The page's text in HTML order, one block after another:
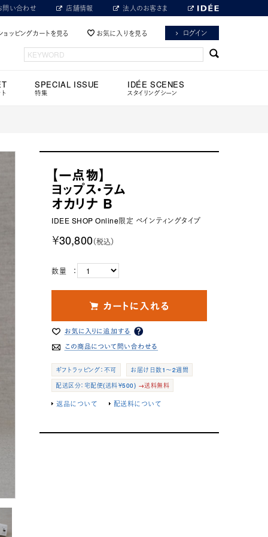
問い合わせ 店舗情報 法人のお客さま
ョッピングカートを見る お気に入りを見る ログイン
SPECIAL ISSUE
特集
IDÉE SCENES
スタイリングシーン
【一点物】
ヨップス・ラム
オカリナ B
IDEE SHOP Online限定 ペインティングタイプ
￥30,800（税込）
数量 ：
ギフトラッピング：不可
お届け日数1～2週間
配送区分：宅配便(送料￥500) →送料無料
返品について 配送料について